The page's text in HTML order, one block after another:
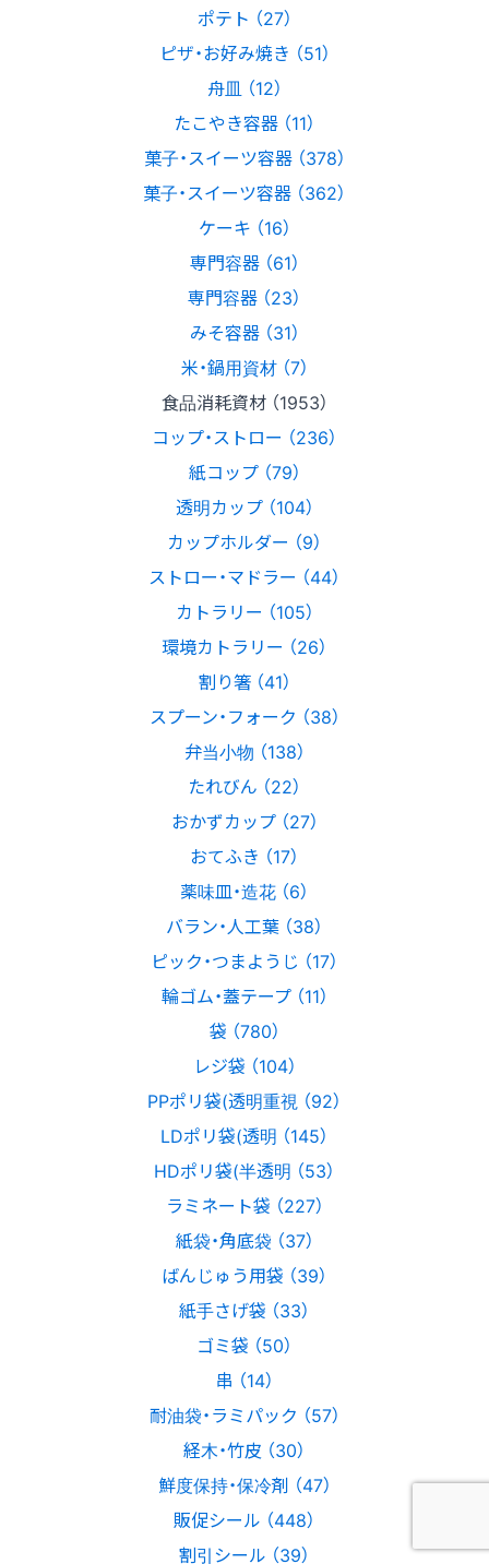
ポテト （27）
ピザ・お好み焼き （51）
舟皿 （12）
たこやき容器 （11）
菓子・スイーツ容器 （378）
菓子・スイーツ容器 （362）
ケーキ （16）
専門容器 （61）
専門容器 （23）
みそ容器 （31）
米・鍋用資材 （7）
食品消耗資材 （1953）
コップ・ストロー （236）
紙コップ （79）
透明カップ （104）
カップホルダー （9）
ストロー・マドラー （44）
カトラリー （105）
環境カトラリー （26）
割り箸 （41）
スプーン・フォーク （38）
弁当小物 （138）
たれびん （22）
おかずカップ （27）
おてふき （17）
薬味皿・造花 （6）
バラン・人工葉 （38）
ピック・つまようじ （17）
輪ゴム・蓋テープ （11）
袋 （780）
レジ袋 （104）
PPポリ袋(透明重視 （92）
LDポリ袋(透明 （145）
HDポリ袋(半透明 （53）
ラミネート袋 （227）
紙袋・角底袋 （37）
ばんじゅう用袋 （39）
紙手さげ袋 （33）
ゴミ袋 （50）
串 （14）
耐油袋・ラミパック （57）
経木・竹皮 （30）
鮮度保持・保冷剤 （47）
販促シール （448）
割引シール （39）